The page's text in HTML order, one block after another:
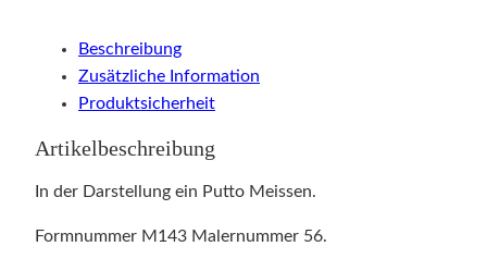
Beschreibung
Zusätzliche Information
Produktsicherheit
Artikelbeschreibung
In der Darstellung ein Putto Meissen.
Formnummer M143 Malernummer 56.